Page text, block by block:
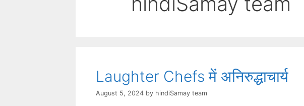
Laughter Chefs में अनिरुद्धाचार्य
August 5, 2024 by hindiSamay team